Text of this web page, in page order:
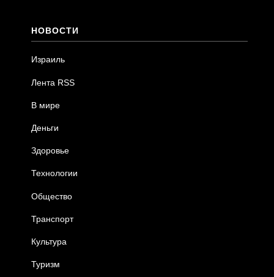
НОВОСТИ
Израиль
Лента RSS
В мире
Деньги
Здоровье
Технологии
Общество
Транспорт
Культура
Туризм